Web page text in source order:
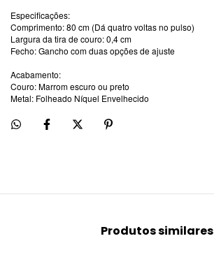
Especificações:
Comprimento: 80 cm (Dá quatro voltas no pulso)
Largura da tira de couro: 0,4 cm
Fecho: Gancho com duas opções de ajuste
Acabamento:
Couro: Marrom escuro ou preto
Metal: Folheado Níquel Envelhecido
Produtos similares